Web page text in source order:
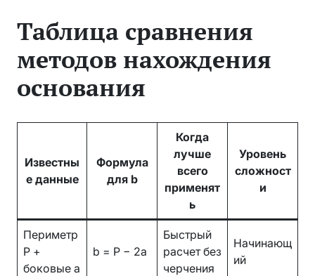
Таблица сравнения
методов нахождения
основания
Известны
е данные
Формула
для b
Когда
лучше
всего
применят
ь
Уровень
сложност
и
Периметр
P +
боковые a
b = P − 2a
Быстрый
расчет без
черчения
Начинающ
ий